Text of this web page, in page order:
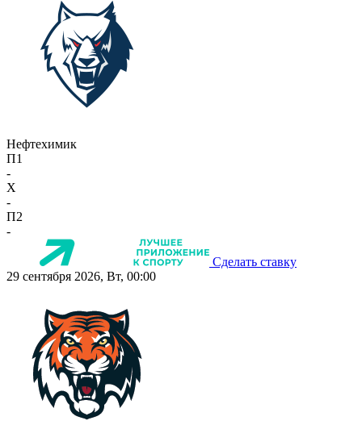
Нефтехимик
П1
-
X
-
П2
-
Сделать ставку
29 сентября 2026, Вт, 00:00